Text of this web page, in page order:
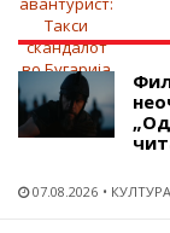
07.08.2026 КУЛТУРА